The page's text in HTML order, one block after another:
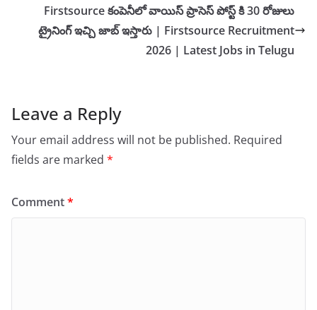
Firstsource కంపెనీలో వాయిస్ ప్రాసెస్ పోస్ట్ కి 30 రోజులు
ట్రైనింగ్ ఇచ్చి జాబ్ ఇస్తారు | Firstsource Recruitment
2026 | Latest Jobs in Telugu
Leave a Reply
Your email address will not be published. Required
fields are marked *
Comment*